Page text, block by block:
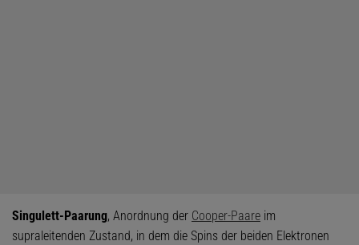
Singulett-Paarung, Anordnung der Cooper-Paare im
supraleitenden Zustand, in dem die Spins der beiden Elektronen